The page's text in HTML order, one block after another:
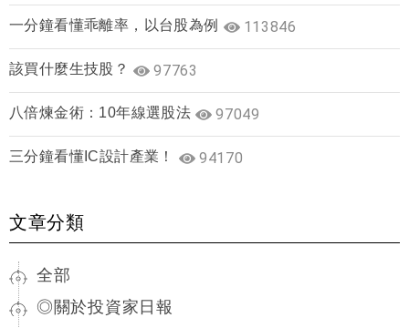
一分鐘看懂乖離率，以台股為例 113846
該買什麼生技股？ 97763
八倍煉金術：10年線選股法 97049
三分鐘看懂IC設計產業！ 94170
文章分類
全部
◎關於投資家日報